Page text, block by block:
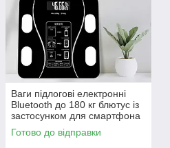
Ваги підлогові електронні
Bluetooth до 180 кг блютус із
застосунком для смартфона
Scale one
Готово до відправки